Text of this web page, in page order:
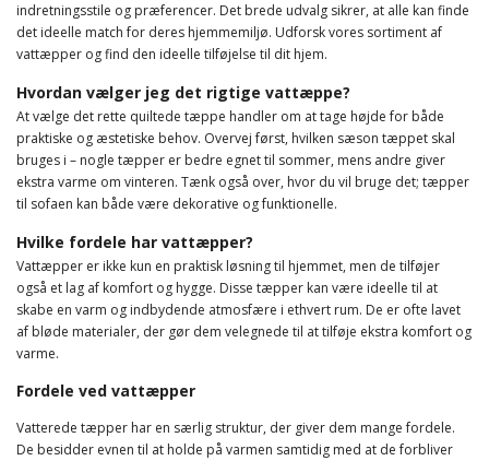
indretningsstile og præferencer. Det brede udvalg sikrer, at alle kan finde
det ideelle match for deres hjemmemiljø. Udforsk vores sortiment af
vattæpper og find den ideelle tilføjelse til dit hjem.
Hvordan vælger jeg det rigtige vattæppe?
At vælge det rette quiltede tæppe handler om at tage højde for både
praktiske og æstetiske behov. Overvej først, hvilken sæson tæppet skal
bruges i – nogle tæpper er bedre egnet til sommer, mens andre giver
ekstra varme om vinteren. Tænk også over, hvor du vil bruge det; tæpper
til sofaen kan både være dekorative og funktionelle.
Hvilke fordele har vattæpper?
Vattæpper er ikke kun en praktisk løsning til hjemmet, men de tilføjer
også et lag af komfort og hygge. Disse tæpper kan være ideelle til at
skabe en varm og indbydende atmosfære i ethvert rum. De er ofte lavet
af bløde materialer, der gør dem velegnede til at tilføje ekstra komfort og
varme.
Fordele ved vattæpper
Vatterede tæpper har en særlig struktur, der giver dem mange fordele.
De besidder evnen til at holde på varmen samtidig med at de forbliver